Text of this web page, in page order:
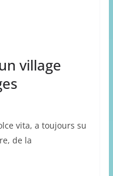
village
vita, a toujours su
de la